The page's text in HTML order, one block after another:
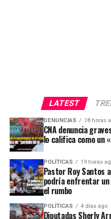
LATEST
DENUNCIAS 18 horas
CNA denuncia
lo califica como un
POLÍTICAS 19 horas
Pastor Roy Santos
podría enfrentar
el rumbo
POLÍTICAS 4 días ago
Diputadas Sherly